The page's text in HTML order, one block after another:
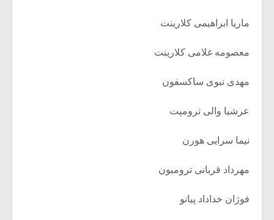
ماریا ابراهیمی کلارینت
معصومه غلامی کلارینت
مهدی نبوی ساکسفون
عرشیا والی ترومپت
نیما سرایی هورن
مهرداد قربانی ترومبون
فوژان خداداد پیانو